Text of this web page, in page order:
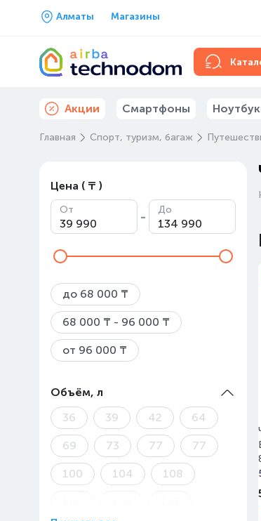
Алматы Магазины
Акции Смартфоны
Главная Спорт, туризм, багаж
Цена ( ₸ )
От - До
до 68 000 ₸
68 000 ₸ - 96 000 ₸
от 96 000 ₸
Объём, л
36
39 42 64
69 73 77 77
100 104 108